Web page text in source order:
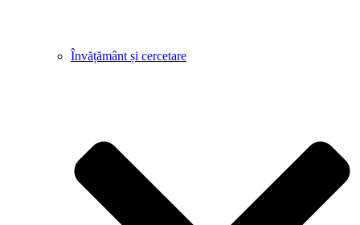
Învățământ și cercetare